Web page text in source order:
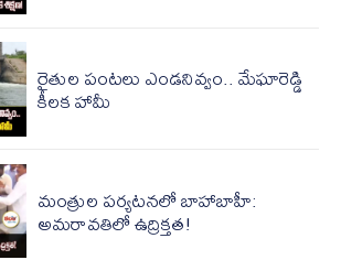
రైతుల పంటలు ఎండనివ్వం.. మేఘారెడ్డి
కీలక హామీ
మంత్రుల పర్యటనలో బాహాబాహీ:
అమరావతిలో ఉద్రిక్తత!